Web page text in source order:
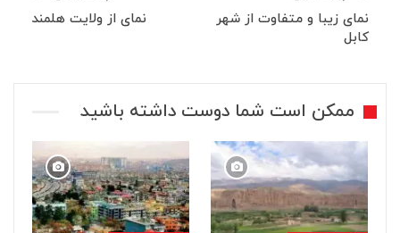
نمای زیبا و متفاوت از شهر
کابل
نمای از ولایت هلمند
ممکن است شما دوست داشته باشید